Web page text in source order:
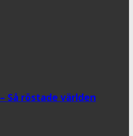
Så röstade världen